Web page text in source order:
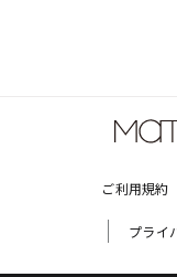
ご利用規約
プライ